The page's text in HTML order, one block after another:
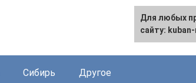
Сибирь Другое
Для любых
сайту: